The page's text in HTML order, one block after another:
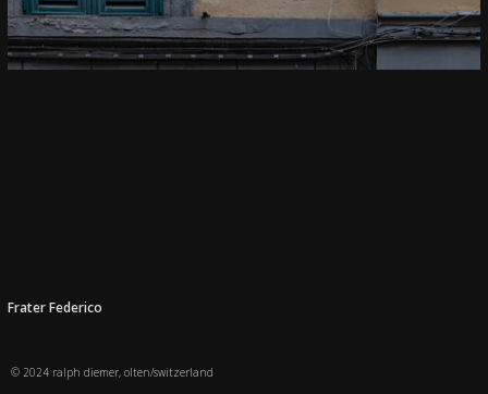
Frater Federico
© 2024 ralph diemer, olten/switzerland